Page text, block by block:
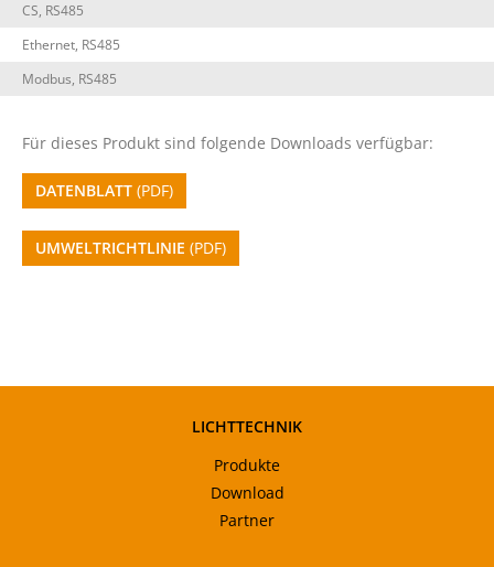
CS, RS485
Ethernet, RS485
Modbus, RS485
Für dieses Produkt sind folgende Downloads verfügbar:
DATENBLATT (PDF)
UMWELTRICHTLINIE (PDF)
LICHTTECHNIK
Produkte
Download
Partner